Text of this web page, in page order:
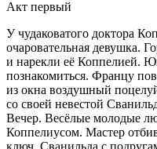
Акт первый
У чудаковатого доктора
очаровательная девушка.
и нарекли её Коппелией.
познакомиться. Францу
из окна воздушный
со своей невестой
Вечер. Весёлые молодые
Коппелиусом. Мастер
ключ. Сванильда с